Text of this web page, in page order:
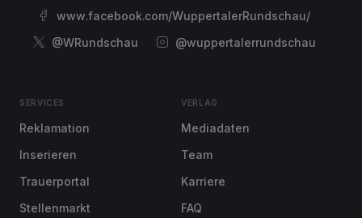
www.facebook.com/WuppertalerRundschau/
@WRundschau
@wuppertalerrundschau
SERVICES
Reklamation
Inserieren
Trauerportal
Stellenmarkt
VERLAG
Mediadaten
Team
Karriere
FAQ